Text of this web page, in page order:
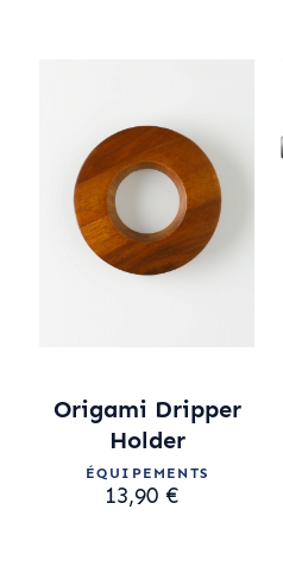
Origami Dripper
Holder
ÉQUIPEMENTS
13,90 €